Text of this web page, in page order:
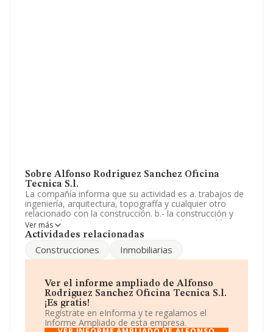
Sobre Alfonso Rodriguez Sanchez Oficina
Tecnica S.l.
La compañía informa que su actividad es a. trabajos de
ingeniería, arquitectura, topograffa y cualquier otro
relacionado con la construcción. b.- la construcción y
promoción, para si o por cuenta ajena de inmuebles y
las operaciones con ellos relacionadas, cua. La empresa
'Servicios técnicos de arquitectura' con código 7111. La
sociedad no tiene actividad en mercados exteriores.
La sociedad española Alfonso Rodriguez Sánchez
Oficina Tecnica S.L, con CIF B53977765, está situada
en Calle Sol Naciente núm. 18 5 1, (03016), Alicante,
Comunidad Valenciana.
Ver más
Actividades relacionadas
Construcciones Inmobiliarias
Ver el informe ampliado de Alfonso
Rodriguez Sanchez Oficina Tecnica S.l.
¡Es gratis!
Regístrate en eInforma y te regalamos el
Informe Ampliado de esta empresa.